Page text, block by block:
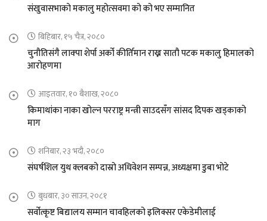
संखुवासभाको मकालु महोत्सवमा को को भए सम्मानित
बिहिबार, १५ चैत्र, २०८०
चुनौतिसंगै लाक्पा शेर्पा अर्को कीर्तिमान राख्न सातौ पटक मकालु हिमालको
आरोहणमा
आइतवार, १० बैशाख, २०८०
किमाथांका नाका खोल्न परराष्ट्र मन्त्री साउदसँग सांसद दिपक खड्काको
माग
शनिबार, २३ भदौ, २०८०
संघर्षशिल युथ क्लबको दास्रो अधिवेशन सम्पन्न, अध्यक्षमा डुबा भोटे
बुधबार, ३० साउन, २०८१
सर्वोत्कृष्ट बिद्यालय सम्मान चावहिलको इलिक्सर एकेडेमीलाई